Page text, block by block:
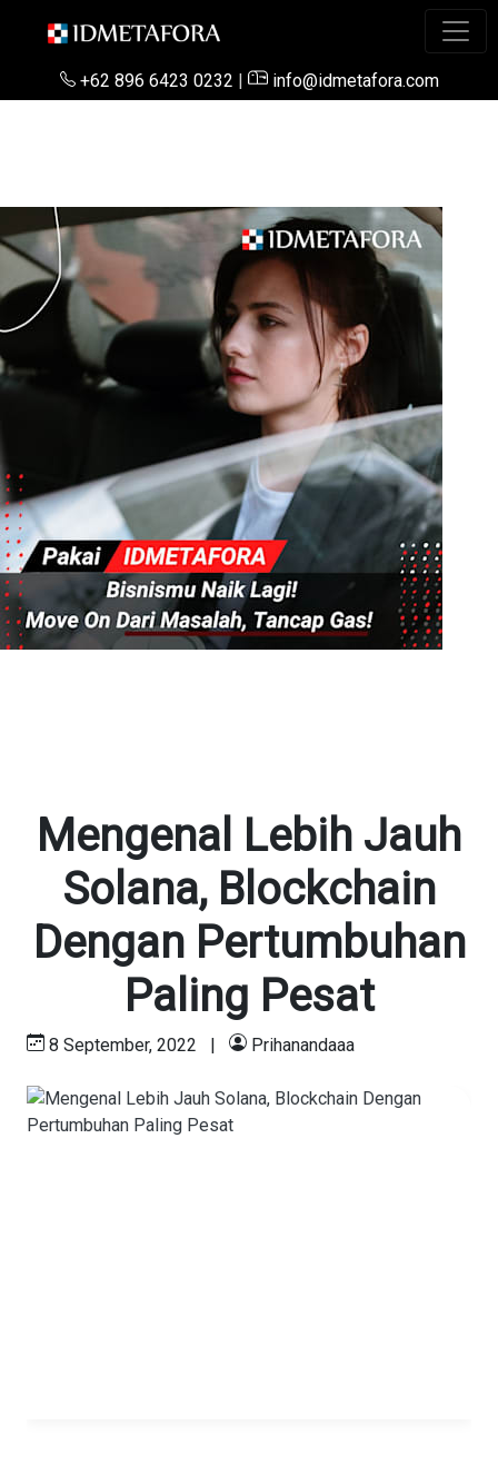
+62 896 6423 0232 | info@idmetafora.com
Mengenal Lebih Jauh
Solana, Blockchain
Dengan Pertumbuhan
Paling Pesat
8 September, 2022 | Prihanandaaa